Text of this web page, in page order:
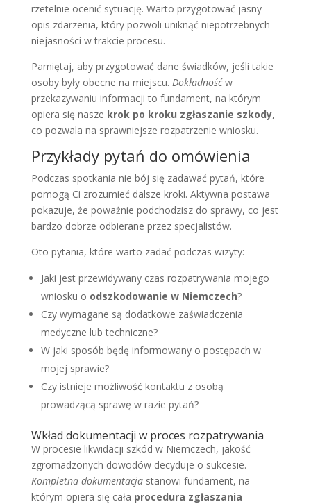
rzetelnie ocenić sytuację. Warto przygotować jasny
opis zdarzenia, który pozwoli uniknąć niepotrzebnych
niejasności w trakcie procesu.
Pamiętaj, aby przygotować dane świadków, jeśli takie
osoby były obecne na miejscu. Dokładnośćw
przekazywaniu informacji to fundament, na którym
opiera się nasze krok po kroku zgłaszanie szkody,
co pozwala na sprawniejsze rozpatrzenie wniosku.
Przykłady pytań do omówienia
Podczas spotkania nie bój się zadawać pytań, które
pomogą Ci zrozumieć dalsze kroki. Aktywna postawa
pokazuje, że poważnie podchodzisz do sprawy, co jest
bardzo dobrze odbierane przez specjalistów.
Oto pytania, które warto zadać podczas wizyty:
Jaki jest przewidywany czas rozpatrywania mojego
wniosku o odszkodowanie w Niemczech?
Czy wymagane są dodatkowe zaświadczenia
medyczne lub techniczne?
W jaki sposób będę informowany o postępach w
mojej sprawie?
Czy istnieje możliwość kontaktu z osobą
prowadzącą sprawę w razie pytań?
Wkład dokumentacji w proces rozpatrywania
W procesie likwidacji szkód w Niemczech, jakość
zgromadzonych dowodów decyduje o sukcesie.
Kompletna dokumentacjastanowi fundament, na
którym opiera się cała procedura zgłaszania